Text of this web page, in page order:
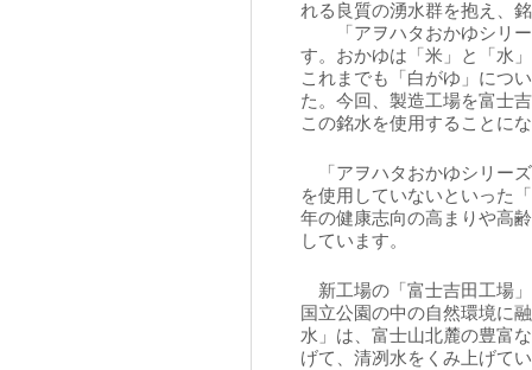
れる良質の湧水群を抱え、
「アヲハタおかゆシリー
す。おかゆは「米」と「水
これまでも「白がゆ」につ
た。今回、製造工場を富士
この銘水を使用することに
「アヲハタおかゆシリー
を使用していないといった
年の健康志向の高まりや高
しています。
新工場の「富士吉田工場
国立公園の中の自然環境に
水」は、富士山北麓の豊富
げて、清冽水をくみ上げて